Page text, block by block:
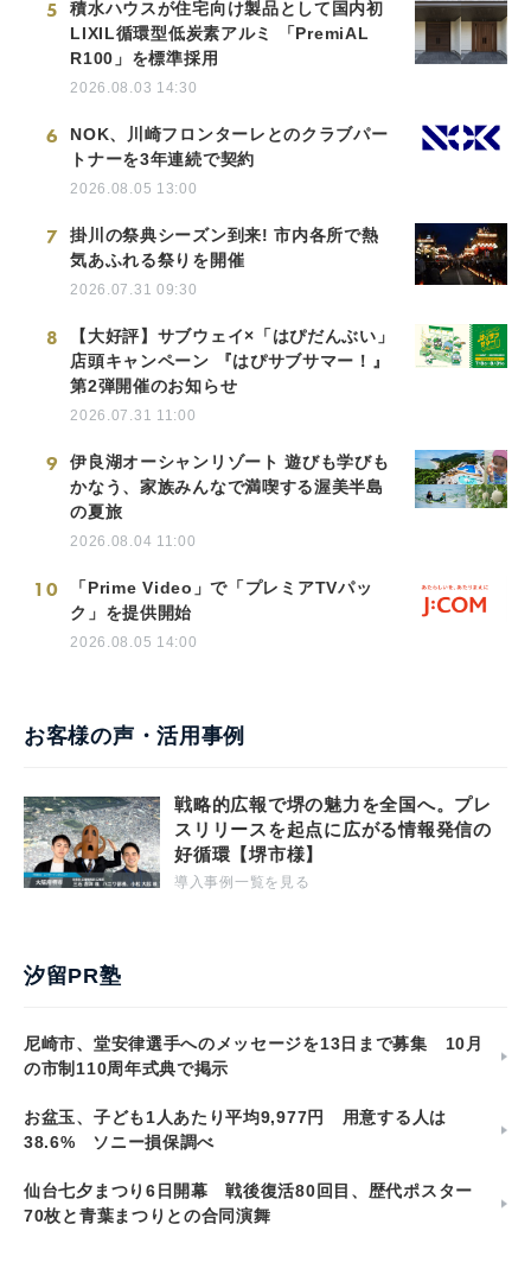
5
積水ハウスが住宅向け製品として国内初
LIXIL循環型低炭素アルミ 「PremiAL
R100」を標準採用
2026.08.03 14:30
6
NOK、川崎フロンターレとのクラブパー
トナーを3年連続で契約
2026.08.05 13:00
7
掛川の祭典シーズン到来! 市内各所で熱
気あふれる祭りを開催
2026.07.31 09:30
8
【大好評】サブウェイ×「はぴだんぶい」
店頭キャンペーン 『はぴサブサマー！』
第2弾開催のお知らせ
2026.07.31 11:00
9
伊良湖オーシャンリゾート 遊びも学びも
かなう、家族みんなで満喫する渥美半島
の夏旅
2026.08.04 11:00
10
「Prime Video」で「プレミアTVパッ
ク」を提供開始
2026.08.05 14:00
お客様の声・活用事例
戦略的広報で堺の魅力を全国へ。プレ
スリリースを起点に広がる情報発信の
好循環【堺市様】
導入事例一覧を見る
汐留PR塾
尼崎市、堂安律選手へのメッセージを13日まで募集 10月
の市制110周年式典で掲示
お盆玉、子ども1人あたり平均9,977円 用意する人は
38.6% ソニー損保調べ
仙台七夕まつり6日開幕 戦後復活80回目、歴代ポスター
70枚と青葉まつりとの合同演舞